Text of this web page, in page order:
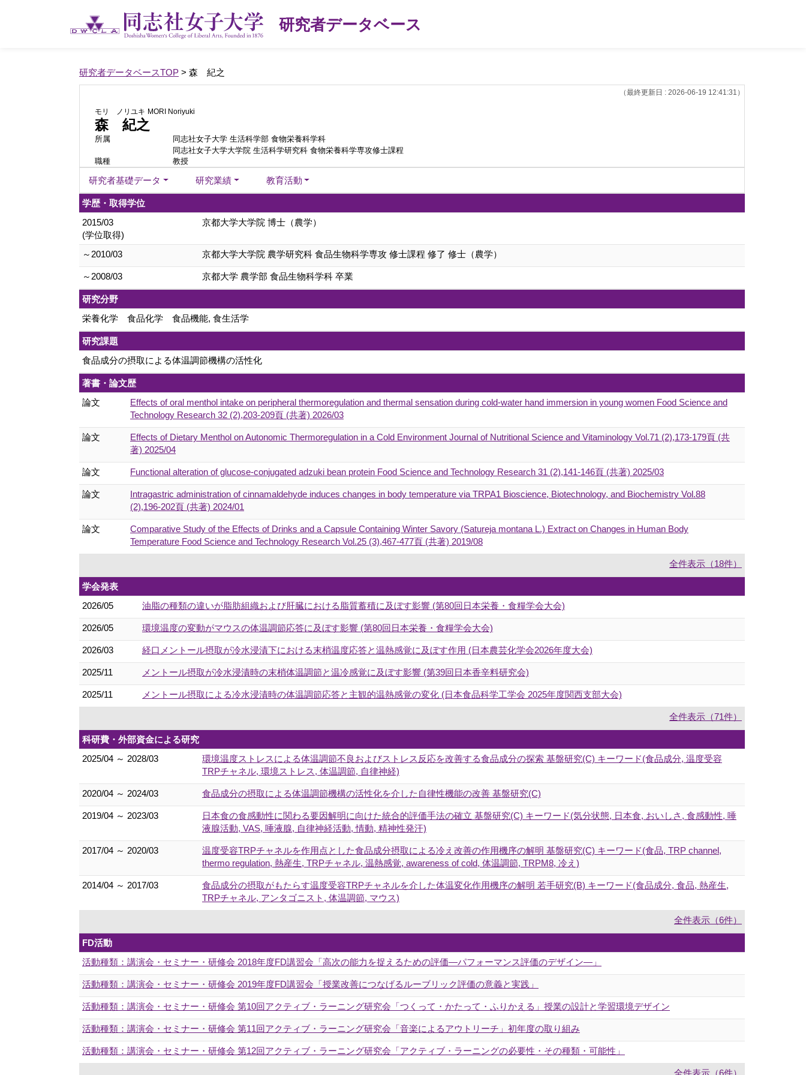
研究者データベース
研究者データベースTOP > 森 紀之
（最終更新日 : 2026-06-19 12:41:31）
モリ ノリユキ MORI Noriyuki
森 紀之
所属
同志社女子大学 生活科学部 食物栄養科学科
同志社女子大学大学院 生活科学研究科 食物栄養科学専攻修士課程
職種
教授
研究者基礎データ 研究業績 教育活動
学歴・取得学位
2015/03
(学位取得)
京都大学大学院 博士（農学）
～2010/03 京都大学大学院 農学研究科 食品生物科学専攻 修士課程 修了 修士（農学）
～2008/03 京都大学 農学部 食品生物科学科 卒業
研究分野
栄養化学 食品化学 食品機能, 食生活学
研究課題
食品成分の摂取による体温調節機構の活性化
著書・論文歴
論文
Effects of oral menthol intake on peripheral thermoregulation and thermal sensation during cold-water hand immersion in young women Food Science and
Technology Research 32 (2),203-209頁 (共著) 2026/03
論文
Effects of Dietary Menthol on Autonomic Thermoregulation in a Cold Environment Journal of Nutritional Science and Vitaminology Vol.71 (2),173-179頁 (共
著) 2025/04
論文 Functional alteration of glucose-conjugated adzuki bean protein Food Science and Technology Research 31 (2),141-146頁 (共著) 2025/03
論文
Intragastric administration of cinnamaldehyde induces changes in body temperature via TRPA1 Bioscience, Biotechnology, and Biochemistry Vol.88
(2),196-202頁 (共著) 2024/01
論文
Comparative Study of the Effects of Drinks and a Capsule Containing Winter Savory (Satureja montana L.) Extract on Changes in Human Body
Temperature Food Science and Technology Research Vol.25 (3),467-477頁 (共著) 2019/08
全件表示（18件）
学会発表
2026/05
油脂の種類の違いが脂肪組織および肝臓における脂質蓄積に及ぼす影響 (第80回日本栄養・食糧学会大会)
2026/05 環境温度の変動がマウスの体温調節応答に及ぼす影響 (第80回日本栄養・食糧学会大会)
2026/03 経口メントール摂取が冷水浸漬下における末梢温度応答と温熱感覚に及ぼす作用 (日本農芸化学会2026年度大会)
2025/11 メントール摂取が冷水浸漬時の末梢体温調節と温冷感覚に及ぼす影響 (第39回日本香辛料研究会)
2025/11 メントール摂取による冷水浸漬時の体温調節応答と主観的温熱感覚の変化 (日本食品科学工学会 2025年度関西支部大会)
全件表示（71件）
科研費・外部資金による研究
2025/04 ～ 2028/03
環境温度ストレスによる体温調節不良およびストレス反応を改善する食品成分の探索 基盤研究(C) キーワード(食品成分, 温度受容
TRPチャネル, 環境ストレス, 体温調節, 自律神経)
2020/04 ～ 2024/03 食品成分の摂取による体温調節機構の活性化を介した自律性機能の改善 基盤研究(C)
2019/04 ～ 2023/03
日本食の食感動性に関わる要因解明に向けた統合的評価手法の確立 基盤研究(C) キーワード(気分状態, 日本食, おいしさ, 食感動性, 唾
液腺活動, VAS, 唾液腺, 自律神経活動, 情動, 精神性発汗)
2017/04 ～ 2020/03
温度受容TRPチャネルを作用点とした食品成分摂取による冷え改善の作用機序の解明 基盤研究(C) キーワード(食品, TRP channel,
thermo regulation, 熱産生, TRPチャネル, 温熱感覚, awareness of cold, 体温調節, TRPM8, 冷え)
2014/04 ～ 2017/03
食品成分の摂取がもたらす温度受容TRPチャネルを介した体温変化作用機序の解明 若手研究(B) キーワード(食品成分, 食品, 熱産生,
TRPチャネル, アンタゴニスト, 体温調節, マウス)
全件表示（6件）
FD活動
活動種類：講演会・セミナー・研修会 2018年度FD講習会「高次の能力を捉えるための評価―パフォーマンス評価のデザイン―」
活動種類：講演会・セミナー・研修会 2019年度FD講習会「授業改善につなげるルーブリック評価の意義と実践」
活動種類：講演会・セミナー・研修会 第10回アクティブ・ラーニング研究会「つくって・かたって・ふりかえる」授業の設計と学習環境デザイン
活動種類：講演会・セミナー・研修会 第11回アクティブ・ラーニング研究会「音楽によるアウトリーチ」初年度の取り組み
活動種類：講演会・セミナー・研修会 第12回アクティブ・ラーニング研究会「アクティブ・ラーニングの必要性・その種類・可能性」
全件表示（6件）